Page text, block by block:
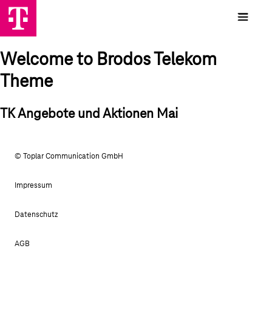
Welcome to Brodos Telekom
Theme
TK Angebote und Aktionen Mai
© Toplar Communication GmbH
Impressum
Datenschutz
AGB